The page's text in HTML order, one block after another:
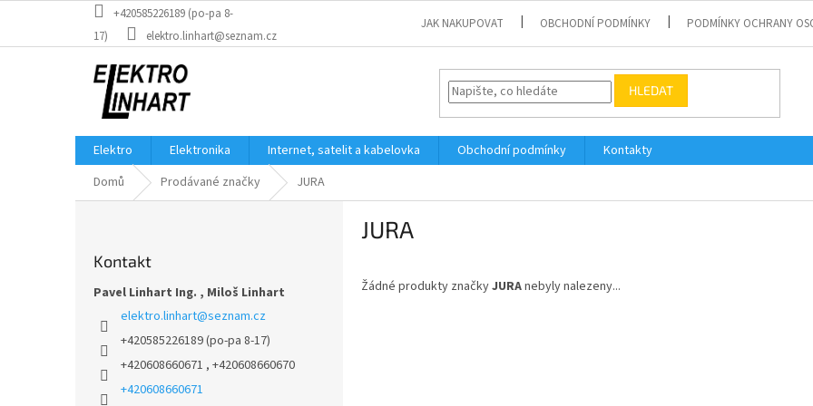
obsah
+420585226189 (po-pa 8-
17)
elektro.linhart@seznam.cz
JAK NAKUPOVAT OBCHODNÍ PODMÍNKY PODMÍNKY OCHRANY
HLEDAT
Elektro Elektronika Internet, satelit a kabelovka Obchodní podmínky
Kontakty
Domů
Prodávané značky JURA
Kontakt
Pavel Linhart Ing. , Miloš Linhart
elektro.linhart@seznam.cz
+420585226189 (po-pa 8-17)
+420608660671 , +420608660670
+420608660671
JURA
Žádné produkty značkyJURAnebyly nalezeny...